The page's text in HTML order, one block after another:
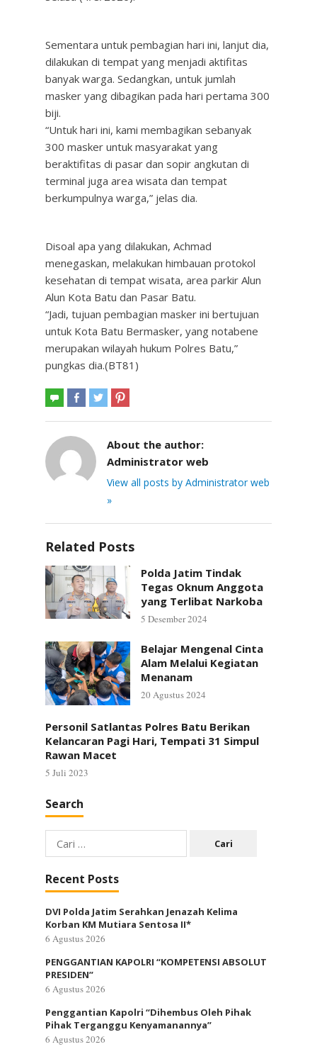
Sementara untuk pembagian hari ini, lanjut dia,
dilakukan di tempat yang menjadi aktifitas
banyak warga. Sedangkan, untuk jumlah
masker yang dibagikan pada hari pertama 300
biji.
“Untuk hari ini, kami membagikan sebanyak
300 masker untuk masyarakat yang
beraktifitas di pasar dan sopir angkutan di
terminal juga area wisata dan tempat
berkumpulnya warga,” jelas dia.
Disoal apa yang dilakukan, Achmad
menegaskan, melakukan himbauan protokol
kesehatan di tempat wisata, area parkir Alun
Alun Kota Batu dan Pasar Batu.
“Jadi, tujuan pembagian masker ini bertujuan
untuk Kota Batu Bermasker, yang notabene
merupakan wilayah hukum Polres Batu,”
pungkas dia.(BT81)
About the author:
Administrator web
View all posts by Administrator web
»
Related Posts
Polda Jatim Tindak
Tegas Oknum Anggota
yang Terlibat Narkoba
5 Desember 2024
Belajar Mengenal Cinta
Alam Melalui Kegiatan
Menanam
20 Agustus 2024
Personil Satlantas Polres Batu Berikan
Kelancaran Pagi Hari, Tempati 31 Simpul
Rawan Macet
5 Juli 2023
Search
Cari
untuk:
Recent Posts
DVI Polda Jatim Serahkan Jenazah Kelima
Korban KM Mutiara Sentosa II*
6 Agustus 2026
PENGGANTIAN KAPOLRI “KOMPETENSI ABSOLUT
PRESIDEN”
6 Agustus 2026
Penggantian Kapolri “Dihembus Oleh Pihak
Pihak Terganggu Kenyamanannya”
6 Agustus 2026